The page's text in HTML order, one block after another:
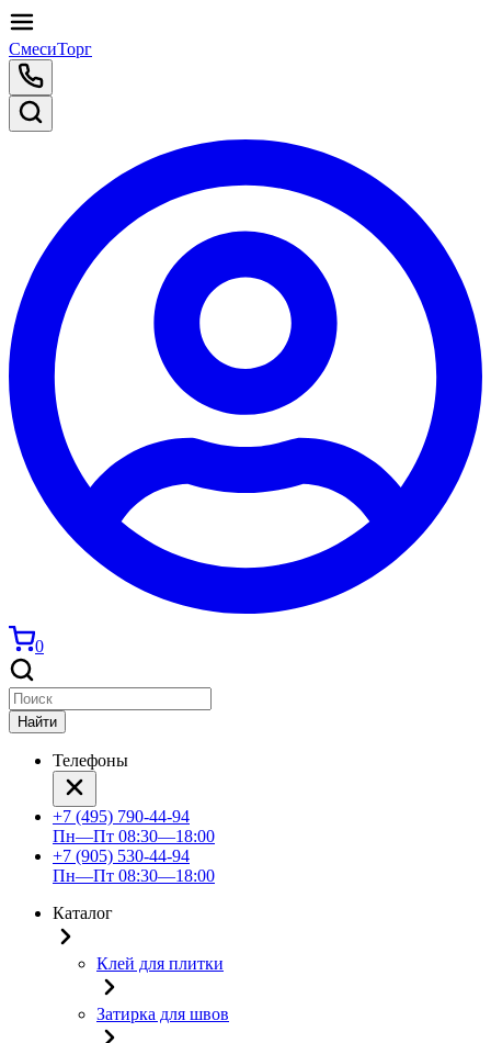
СмесиТорг
0
Найти
Телефоны
+7 (495) 790-44-94
Пн—Пт 08:30—18:00
+7 (905) 530-44-94
Пн—Пт 08:30—18:00
Каталог
Клей для плитки
Затирка для швов